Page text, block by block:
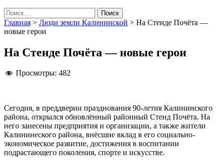
Найти:
Главная > Люди земли Калининской > На Стенде Почёта —
новые герои
На Стенде Почёта — новые герои
Просмотры: 482
Сегодня, в преддверии празднования 90-летия Калининского
района, открылся обновлённый районный Стенд Почёта. На
него занесены предприятия и организации, а также жители
Калининеского района, внёсшие вклад в его социально-
экономическое развитие, достижения в воспитании
подрастающего поколения, спорте и искусстве.